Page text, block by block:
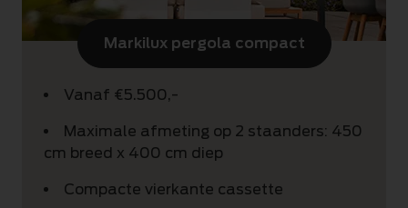
Vanaf €5.500,-
Maximale afmeting op 2 staanders: 450
cm breed x 400 cm diep
Compacte vierkante cassette
Markilux pergola compact